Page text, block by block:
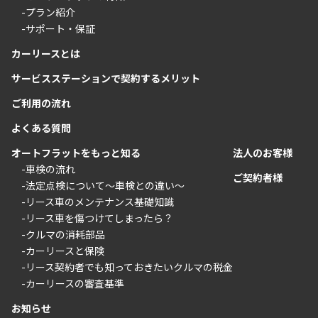
-プラン紹介
-サポート・保証
カーリースとは
サービスステーションで契約するメリット
ご利用の流れ
よくある質問
オートフラットをもっと知る
-車検の流れ
-法定点検について〜車検との違い〜
-リース車のメンテナンス基礎知識
-リース車を傷つけてしまったら？
-クルマの消耗部品
-カーリースと保険
-リース契約者でも知っておきたいクルマの税金
-カーリースの審査基準
お知らせ
法人のお客様
ご契約者様